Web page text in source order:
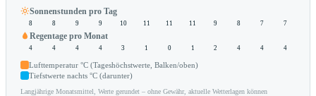
Sonnenstunden pro Tag
8 8 9 9 10 11 11 11 9 8 7 7
Regentage pro Monat
4 4 4 4 3 1 0 1 2 4 4 4
Lufttemperatur °C (Tageshöchstwerte, Balken/oben)
Tiefstwerte nachts °C (darunter)
Langjährige Monatsmittel, Werte gerundet – ohne Gewähr, aktuelle Wetterlagen können